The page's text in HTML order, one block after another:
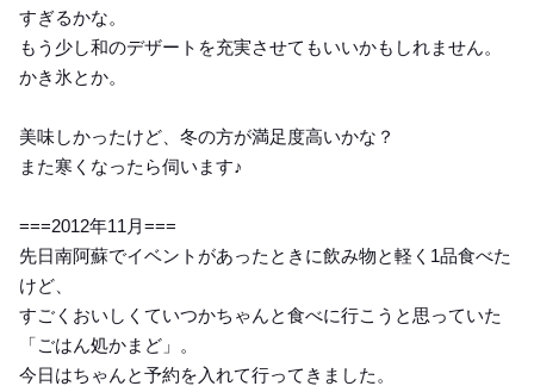
すぎるかな。
もう少し和のデザートを充実させてもいいかもしれません。
かき氷とか。
美味しかったけど、冬の方が満足度高いかな？
また寒くなったら伺います♪
===2012年11月===
先日南阿蘇でイベントがあったときに飲み物と軽く1品食べた
けど、
すごくおいしくていつかちゃんと食べに行こうと思っていた
「ごはん処かまど」。
今日はちゃんと予約を入れて行ってきました。